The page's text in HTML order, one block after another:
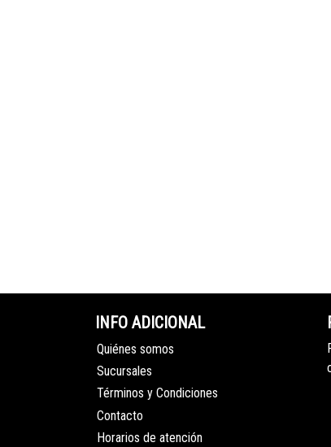
INFO ADICIONAL
Quiénes somos
Sucursales
Términos y Condiciones
Contacto
Horarios de atención